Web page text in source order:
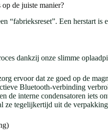
de juiste manier?
“fabrieksreset”. Een herstart
dankzij onze slimme
ervoor dat ze goed op de
Bluetooth-verbinding
de interne condensatoren iets
ze tegelijkertijd uit de